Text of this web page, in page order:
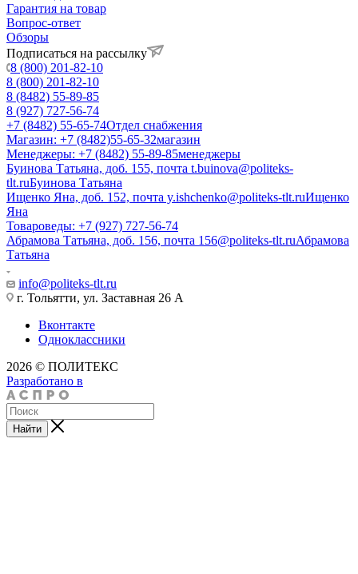
Гарантия на товар
Вопрос-ответ
Обзоры
Подписаться на рассылку
8 (800) 201-82-10
8 (800) 201-82-10
8 (8482) 55-89-85
8 (927) 727-56-74
+7 (8482) 55-65-74Отдел снабжения
Магазин: +7 (8482)55-65-32магазин
Менеджеры: +7 (8482) 55-89-85менеджеры
Буинова Татьяна, доб. 155, почта t.buinova@politeks-
tlt.ruБуинова Татьяна
Ищенко Яна, доб. 152, почта y.ishchenko@politeks-tlt.ruИщенко
Яна
Товароведы: +7 (927) 727-56-74
Абрамова Татьяна, доб. 156, почта 156@politeks-tlt.ruАбрамова
Татьяна
info@politeks-tlt.ru
г. Тольятти, ул. Заставная 26 А
Вконтакте
Одноклассники
2026 © ПОЛИТЕКС
Разработано в
Найти